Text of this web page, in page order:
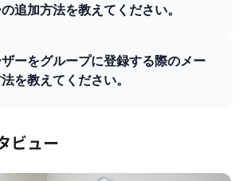
追加方法を教えてください。
ーをグループに登録する際のメー
を教えてください。
ビュー